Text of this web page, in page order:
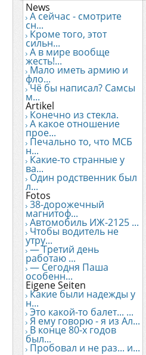
News
А сейчас - смотрите
сн...
Кроме того, этот
сильн...
А в мире вообще
жесть!...
Мало иметь армию и
фло...
Чё бы написал? Самсы
м...
Artikel
Конечно из стекла.
А какое отношение
прое...
Печально то, что МСБ
н...
Какие-то странные у
ва...
Один родственник был
л...
Fotos
38-дорожечный
магнитоф...
Автомобиль ИЖ-2125 ...
Чтобы водитель не
утру...
— Третий день
работаю ...
— Сегодня Паша
особенн...
Eigene Seiten
Какие были надежды у
н...
Это какой-то балет... ...
Я ему говорю - я из Ал...
В конце 80-х годов
был...
Пробовал и не раз... и...